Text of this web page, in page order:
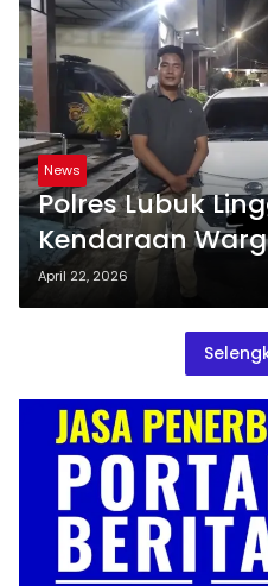
News
Polres Lubuk
Kendaraan
Pelayanan
Humanis
April 22, 2026